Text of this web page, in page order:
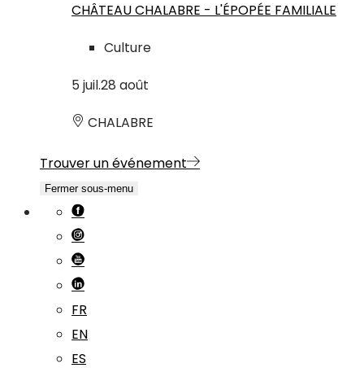
CHÂTEAU CHALABRE - L'ÉPOPÉE FAMILIALE
Culture
5 juil.28 août
CHALABRE
Trouver un événement
Fermer sous-menu
FR
EN
ES